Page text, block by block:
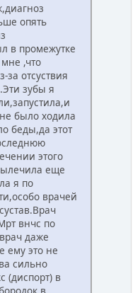
опять
в промежутке
,что
за отсуствия
зубы я
было ходила
беды,да этот
этого
еще
я по
врачей
внчс по
даже
ему это не
сильно
(диспорт) в
в